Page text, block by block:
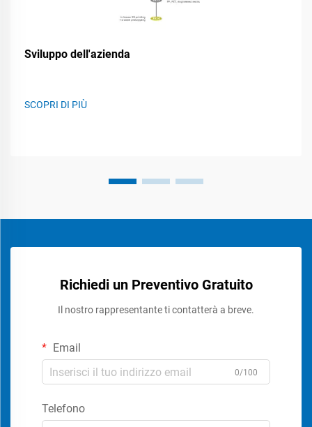
Sviluppo dell'azienda
SCOPRI DI PIÙ
Richiedi un Preventivo Gratuito
Il nostro rappresentante ti contatterà a breve.
Email
0/100
Telefono